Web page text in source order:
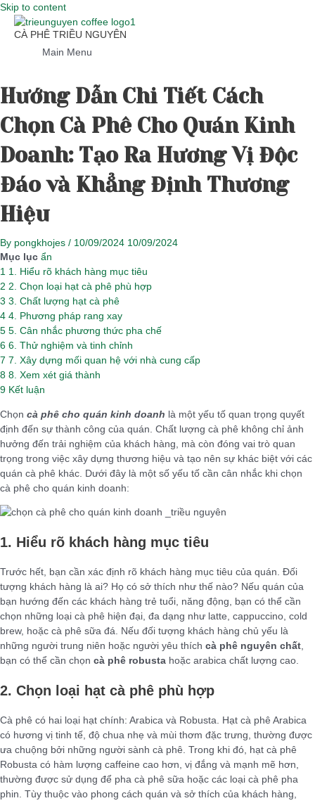
Skip to content
CÀ PHÊ TRIỀU NGUYÊN
Main Menu
Hướng Dẫn Chi Tiết Cách
Chọn Cà Phê Cho Quán Kinh
Doanh: Tạo Ra Hương Vị Độc
Đáo và Khẳng Định Thương
Hiệu
By pongkhojes / 10/09/2024 10/09/2024
Mục lục ẩn
1 1. Hiểu rõ khách hàng mục tiêu
2 2. Chọn loại hạt cà phê phù hợp
3 3. Chất lượng hạt cà phê
4 4. Phương pháp rang xay
5 5. Cân nhắc phương thức pha chế
6 6. Thử nghiệm và tinh chỉnh
7 7. Xây dựng mối quan hệ với nhà cung cấp
8 8. Xem xét giá thành
9 Kết luận
Chọn cà phê cho quán kinh doanh là một yếu tố quan trọng quyết
định đến sự thành công của quán. Chất lượng cà phê không chỉ ảnh
hưởng đến trải nghiệm của khách hàng, mà còn đóng vai trò quan
trọng trong việc xây dựng thương hiệu và tạo nên sự khác biệt với các
quán cà phê khác. Dưới đây là một số yếu tố cần cân nhắc khi chọn
cà phê cho quán kinh doanh:
1. Hiểu rõ khách hàng mục tiêu
Trước hết, bạn cần xác định rõ khách hàng mục tiêu của quán. Đối
tượng khách hàng là ai? Họ có sở thích như thế nào? Nếu quán của
bạn hướng đến các khách hàng trẻ tuổi, năng động, bạn có thể cần
chọn những loại cà phê hiện đại, đa dạng như latte, cappuccino, cold
brew, hoặc cà phê sữa đá. Nếu đối tượng khách hàng chủ yếu là
những người trung niên hoặc người yêu thích cà phê nguyên chất,
bạn có thể cần chọn cà phê robusta hoặc arabica chất lượng cao.
2. Chọn loại hạt cà phê phù hợp
Cà phê có hai loại hạt chính: Arabica và Robusta. Hạt cà phê Arabica
có hương vị tinh tế, độ chua nhẹ và mùi thơm đặc trưng, thường được
ưa chuộng bởi những người sành cà phê. Trong khi đó, hạt cà phê
Robusta có hàm lượng caffeine cao hơn, vị đắng và mạnh mẽ hơn,
thường được sử dụng để pha cà phê sữa hoặc các loại cà phê pha
phin. Tùy thuộc vào phong cách quán và sở thích của khách hàng,